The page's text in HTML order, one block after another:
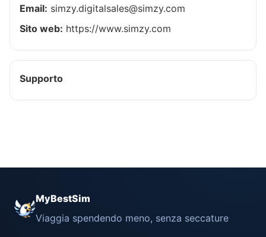
Email: simzy.digitalsales@simzy.com
Sito web: https://www.simzy.com
Supporto
MyBestSim
Viaggia spendendo meno, senza seccature